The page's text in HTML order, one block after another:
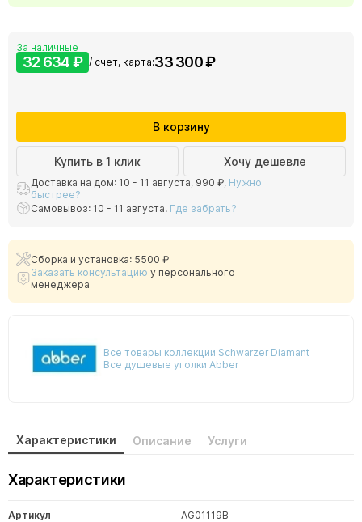
За наличные
32 634 ₽ / счет, карта:33 300 ₽
В корзину
Купить в 1 клик Хочу дешевле
Доставка на дом: 10 - 11 августа, 990 ₽, Нужно
быстрее?
Самовывоз: 10 - 11 августа. Где забрать?
Сборка и установка: 5500 ₽
Заказать консультацию у персонального
менеджера
Все товары коллекции Schwarzer Diamant
Все душевые уголки Abber
Характеристики Описание Услуги
Характеристики
Артикул AG01119B